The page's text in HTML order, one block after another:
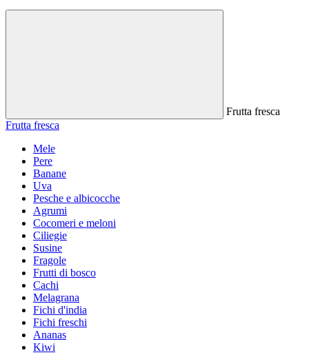
Frutta fresca
Frutta fresca
Mele
Pere
Banane
Uva
Pesche e albicocche
Agrumi
Cocomeri e meloni
Ciliegie
Susine
Fragole
Frutti di bosco
Cachi
Melagrana
Fichi d'india
Fichi freschi
Ananas
Kiwi